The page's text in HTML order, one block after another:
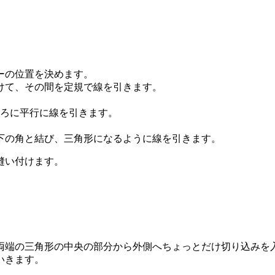
位置を決めます。
、その間を定規で線を引きます。
に平行に線を引きます。
角と結び、三角形になるように線を引きます。
付けます。
の三角形の中央の部分から外側へちょっとだけ切り込みを
ます。